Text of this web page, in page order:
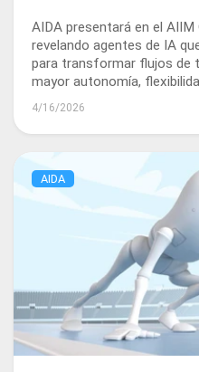
documentos
AIDA presentará en el
revelando agentes de IA
para transformar flujos de
mayor autonomía,
4/16/2026
AIDA